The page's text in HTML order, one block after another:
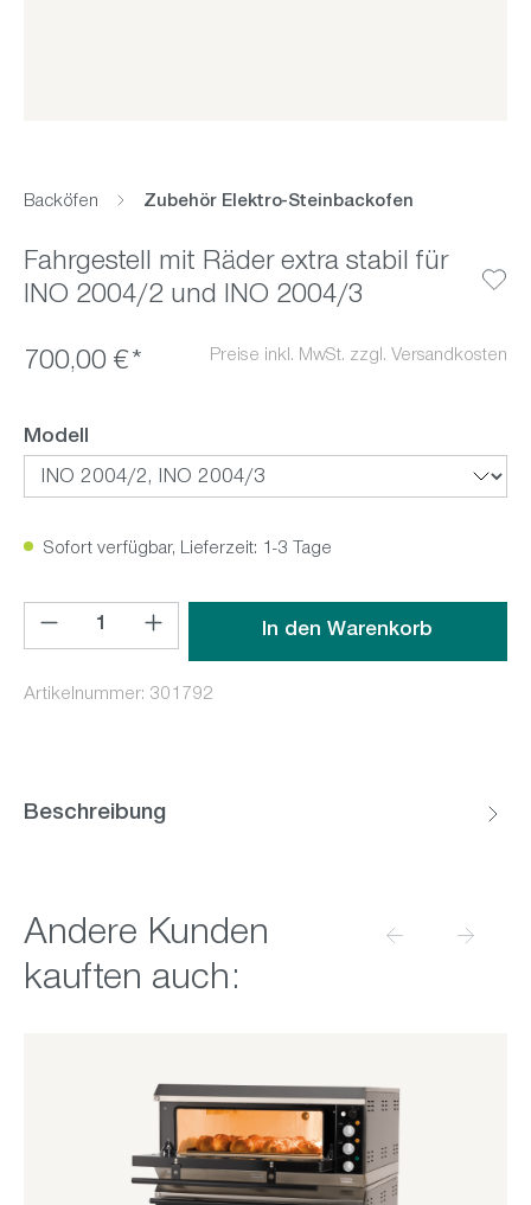
Backöfen Zubehör Elektro-Steinbackofen
Fahrgestell mit Räder extra stabil für
INO 2004/2 und INO 2004/3
700,00 €* Preise inkl. MwSt. zzgl. Versandkosten
Modell
Sofort verfügbar, Lieferzeit: 1-3 Tage
Produkt Anzahl: Gib den gewünschten Wert ein oder
In den Warenkorb
Artikelnummer: 301792
Beschreibung
Produktgalerie überspringen
Andere Kunden
kauften auch: